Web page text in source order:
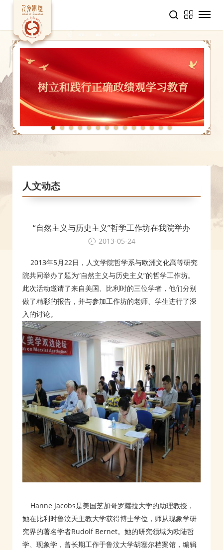
4 5 6 7 8 9 10 11 12 13 14
人文动态
“自然主义与历史主义”哲学工作坊在我院举办
2013-05-24
2013年5月22日，人文学院哲学系与欧洲文化高等研究
院共同举办了题为“自然主义与历史主义”的哲学工作坊。
此次活动邀请了来自美国、比利时的三位学者，他们分别
做了精彩的报告，并与参加工作坊的老师、学生进行了深
入的讨论。
Hanne Jacobs是美国芝加哥罗耀拉大学的助理教授，
她在比利时鲁汶天主教大学获得博士学位，师从现象学研
究界的著名学者Rudolf Bernet。她的研究领域为欧陆哲
学、现象学，曾长期工作于鲁汶大学胡塞尔档案馆，编辑